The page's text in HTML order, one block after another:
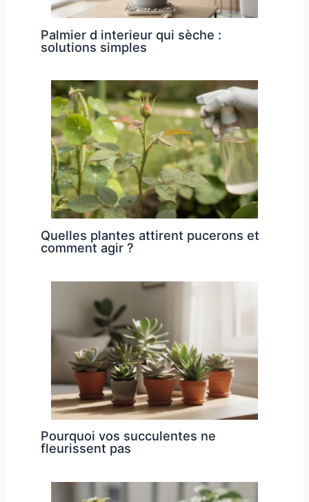
Palmier d interieur qui sèche :
solutions simples
Quelles plantes attirent pucerons et
comment agir ?
Pourquoi vos succulentes ne
fleurissent pas